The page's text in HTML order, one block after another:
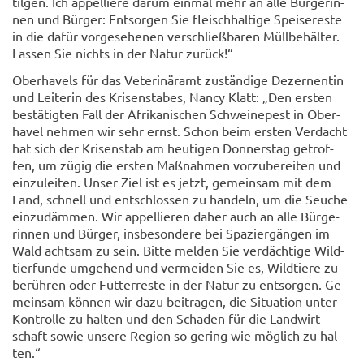
nen und Bür­ger: Ent­sor­gen Sie fleisch­hal­ti­ge Spei­se­res­te
in die dafür vor­ge­se­he­nen ver­schließ­ba­ren Müll­be­häl­ter.
Las­sen Sie nichts in der Natur zu­rück!“
Ober­ha­vels für das Ve­te­ri­när­amt zu­stän­di­ge De­zer­nen­tin
und Lei­te­rin des Kri­sen­sta­bes, Nancy Klatt: „Den ers­ten
be­stä­tig­ten Fall der Afri­ka­ni­schen Schwei­ne­pest in Ober­
ha­vel neh­men wir sehr ernst. Schon beim ers­ten Ver­dacht
hat sich der Kri­sen­stab am heu­ti­gen Don­ners­tag ge­trof­
fen, um zügig die ers­ten Maß­nah­men vor­zu­be­rei­ten und
ein­zu­lei­ten. Unser Ziel ist es jetzt, ge­mein­sam mit dem
Land, schnell und ent­schlos­sen zu han­deln, um die Seu­che
ein­zu­däm­men. Wir ap­pel­lie­ren daher auch an alle Bür­ge­
rin­nen und Bür­ger, ins­be­son­de­re bei Spa­zier­gän­gen im
Wald acht­sam zu sein. Bitte mel­den Sie ver­däch­ti­ge Wild­
tier­fun­de um­ge­hend und ver­mei­den Sie es, Wild­tie­re zu
be­rüh­ren oder Fut­ter­res­te in der Natur zu ent­sor­gen. Ge­
mein­sam kön­nen wir dazu bei­tra­gen, die Si­tua­ti­on unter
Kon­trol­le zu hal­ten und den Scha­den für die Land­wirt­
schaft sowie un­se­re Re­gi­on so ge­ring wie mög­lich zu hal­
ten.“